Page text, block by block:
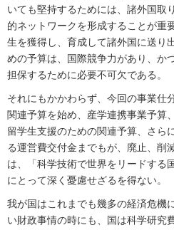
いても堅持するためには、諸外国取
的ネットワークを形成することが重
生を獲得し、育成して諸外国に送り
めの予算は、国際競争力があり、か
担保するために必要不可欠である。
それにもかかわらず、今回の事業仕
関連予算を始め、産学連携事業予算
留学生支援のための関連予算、さら
る運営費交付金までもが、廃止、削
は、「科学技術で世界をリードする
にとって深く憂慮せざるを得ない。
我が国はこれまでも幾多の経済危機
い財政事情の時にも、国は科学研究